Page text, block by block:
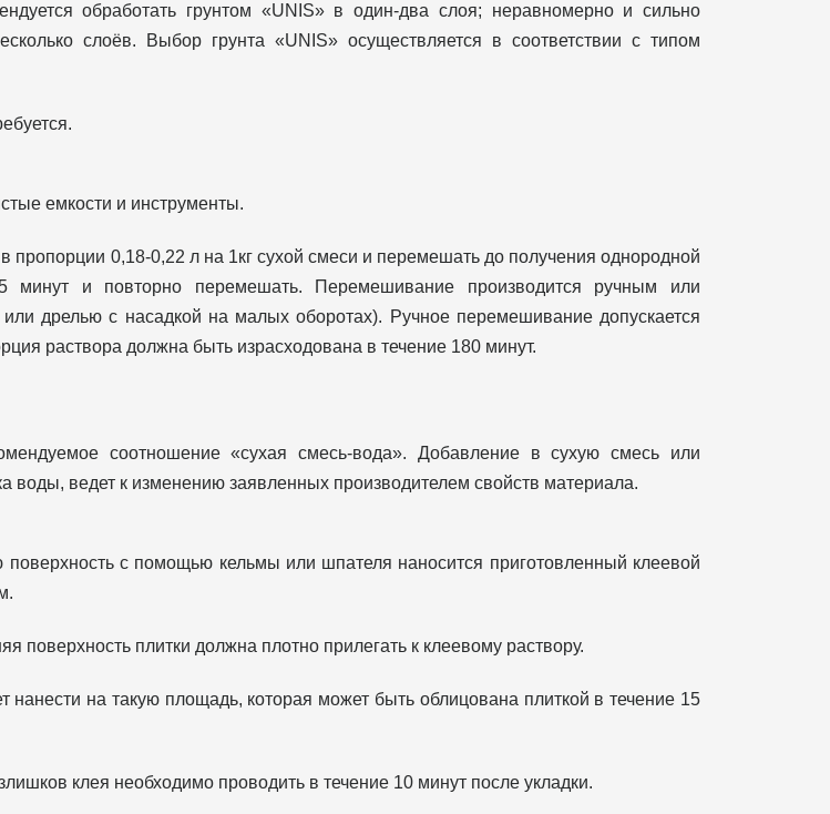
обработать грунтом «UNIS» в один-два слоя; неравномерно и сильно
слоёв. Выбор грунта «UNIS» осуществляется в соответствии с типом
емкости и инструменты.
пропорции 0,18-0,22 л на 1кг сухой смеси и перемешать до получения однородной
минут и повторно перемешать. Перемешивание производится ручным или
дрелью с насадкой на малых оборотах). Ручное перемешивание допускается
раствора должна быть израсходована в течение 180 минут.
соотношение «сухая смесь-вода». Добавление в сухую смесь или
воды, ведет к изменению заявленных производителем свойств материала.
с помощью кельмы или шпателя наносится приготовленный клеевой
поверхность плитки должна плотно прилегать к клеевому раствору.
на такую площадь, которая может быть облицована плиткой в течение 15
клея необходимо проводить в течение 10 минут после укладки.